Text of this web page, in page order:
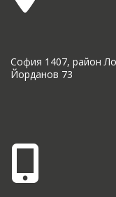
София 1407, район
Йорданов 73